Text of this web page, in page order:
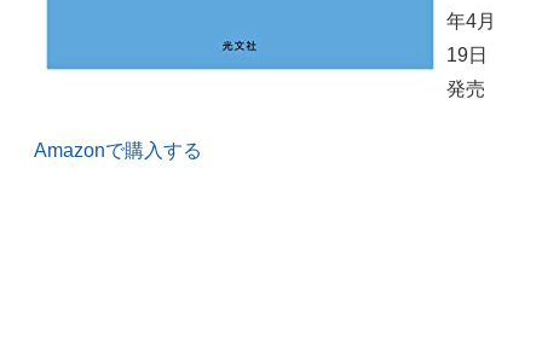
年4月
19日
発売
Amazonで購入する